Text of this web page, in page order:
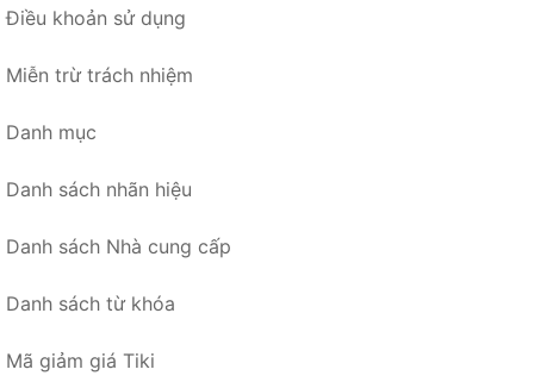
Điều khoản sử dụng
Miễn trừ trách nhiệm
Danh mục
Danh sách nhãn hiệu
Danh sách Nhà cung cấp
Danh sách từ khóa
Mã giảm giá Tiki